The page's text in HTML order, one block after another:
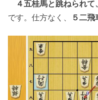
４五桂馬と跳ねられ
です。仕方なく、
５二飛